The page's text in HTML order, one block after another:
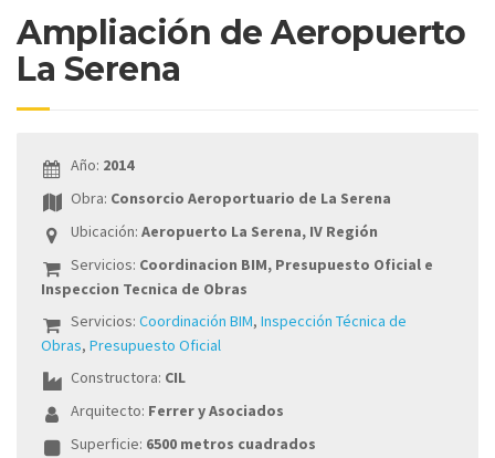
Ampliación de Aeropuerto
La Serena
Año: 2014
Obra: Consorcio Aeroportuario de La Serena
Ubicación: Aeropuerto La Serena, IV Región
Servicios: Coordinacion BIM, Presupuesto Oficial e
Inspeccion Tecnica de Obras
Servicios: Coordinación BIM, Inspección Técnica de
Obras, Presupuesto Oficial
Constructora: CIL
Arquitecto: Ferrer y Asociados
Superficie: 6500 metros cuadrados